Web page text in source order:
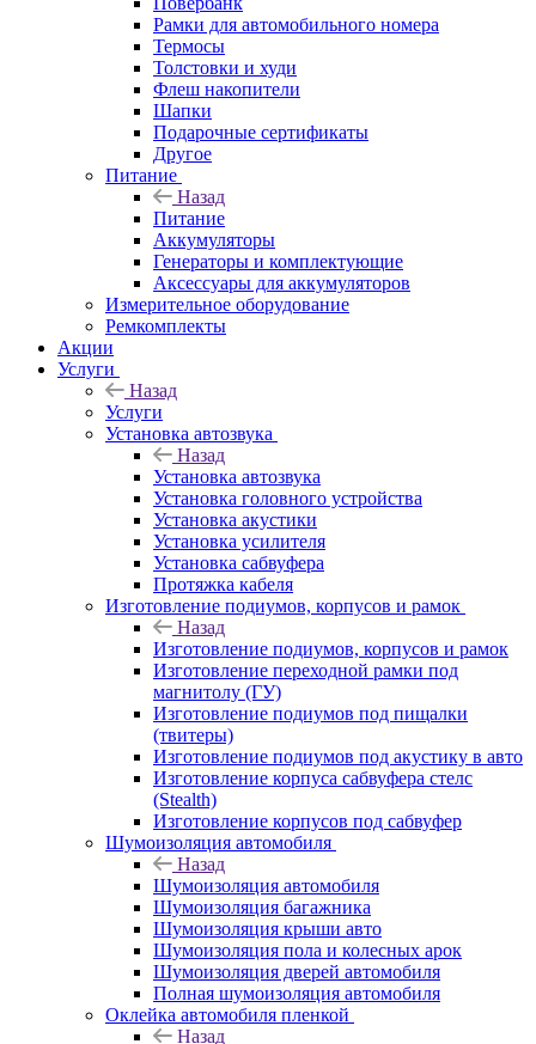
Рамки для автомобильного номера
Термосы
Толстовки и худи
Флеш накопители
Шапки
Подарочные сертификаты
Другое
Питание
Назад
Питание
Аккумуляторы
Генераторы и комплектующие
Аксессуары для аккумуляторов
Измерительное оборудование
Ремкомплекты
Акции
Услуги
Назад
Услуги
Установка автозвука
Назад
Установка автозвука
Установка головного устройства
Установка акустики
Установка усилителя
Установка сабвуфера
Протяжка кабеля
Изготовление подиумов, корпусов и рамок
Назад
Изготовление подиумов, корпусов и рамок
Изготовление переходной рамки под
магнитолу (ГУ)
Изготовление подиумов под пищалки
(твитеры)
Изготовление подиумов под акустику в авто
Изготовление корпуса сабвуфера стелс
(Stealth)
Изготовление корпусов под сабвуфер
Шумоизоляция автомобиля
Назад
Шумоизоляция автомобиля
Шумоизоляция багажника
Шумоизоляция крыши авто
Шумоизоляция пола и колесных арок
Шумоизоляция дверей автомобиля
Полная шумоизоляция автомобиля
Оклейка автомобиля пленкой
Назад